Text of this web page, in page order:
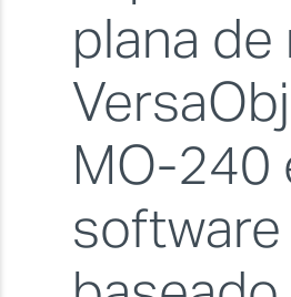
plana de
MO-240
software